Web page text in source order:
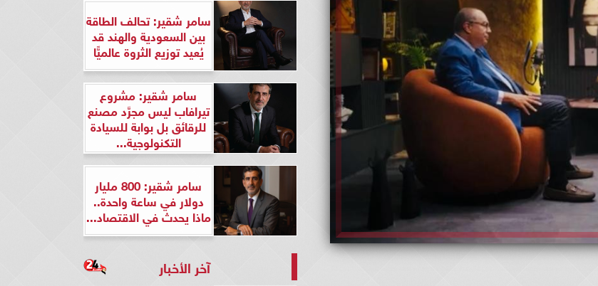
سامر شقير: تحالف الطاقة
بين السعودية والهند قد
يُعيد توزيع الثروة عالميًّا
سامر شقير: مشروع
تيرافاب ليس مجرَّد مصنع
للرقائق بل بوابة للسيادة
التكنولوجية...
سامر شقير: 800 مليار
دولار في ساعة واحدة..
ماذا يحدث في الاقتصاد...
آخر الأخبار